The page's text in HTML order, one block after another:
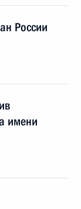
России
имени